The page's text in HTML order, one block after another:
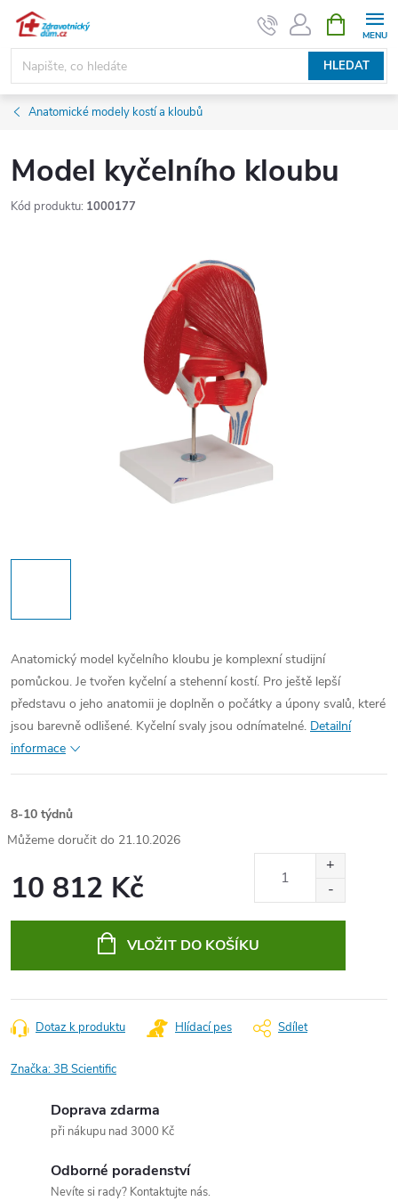
Přejít
obsah
HLEDAT
NÁKUPNÍ
KOŠÍK
Anatomické modely kostí a kloubů
Model kyčelního kloubu
Kód produktu: 1000177
Anatomický model kyčelního kloubu je komplexní studijní
pomůckou. Je tvořen kyčelní a stehenní kostí. Pro ještě lepší
představu o jeho anatomii je doplněn o počátky a úpony svalů, které
jsou barevně odlišené. Kyčelní svaly jsou odnímatelné. Detailní
informace
8-10 týdnů
21.10.2026
10 812 Kč
VLOŽIT DO KOŠÍKU
Dotaz k produktu Hlídací pes Sdílet
Značka:3B Scientific
Doprava zdarma
při nákupu nad 3000 Kč
Odborné poradenství
Nevíte si rady? Kontaktujte nás.